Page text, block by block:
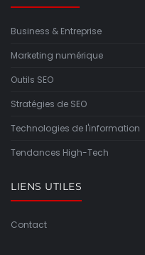
Business & Entreprise
Marketing numérique
Outils SEO
Stratégies de SEO
Technologies de l'information
Tendances High-Tech
LIENS UTILES
Contact